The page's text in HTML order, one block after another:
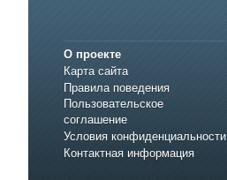
О проекте
Карта сайта
Правила поведения
Пользовательское
соглашение
Условия конфиденциальности
Контактная информация